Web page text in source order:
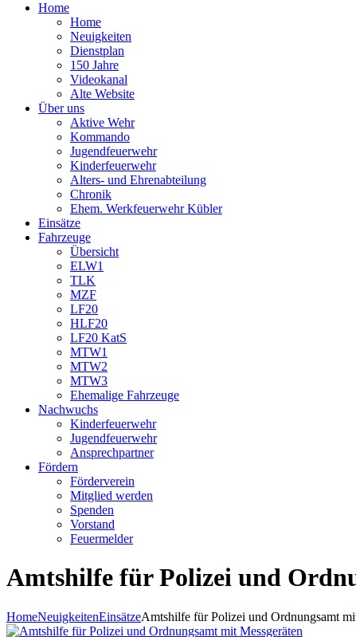
Home
Home
Neuigkeiten
Dienstplan
150 Jahre
Videokanal
Alte Website
Über uns
Aktive Wehr
Kommando
Jugendfeuerwehr
Kinderfeuerwehr
Alters- und Ehrenabteilung
Chronik
Ehem. Werkfeuerwehr Kübler
Einsätze
Fahrzeuge
Übersicht
ELW1
TLK
MZF
LF20
HLF20
LF20 KatS
MTW1
MTW2
MTW3
Ehemalige Fahrzeuge
Nachwuchs
Kinderfeuerwehr
Jugendfeuerwehr
Ansprechpartner
Fördern
Förderverein
Mitglied werden
Spenden
Vorstand
Feuermelder
Amtshilfe für Polizei und
HomeNeuigkeitenEinsätzeAmtshilfe für Polizei und Ordnungsamt